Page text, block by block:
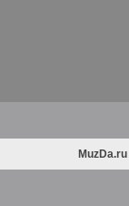
MuzDa.ru